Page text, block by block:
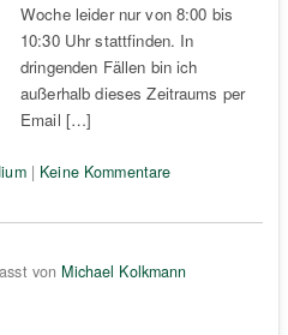
Woche leider nur von 8:00 bis
10:30 Uhr stattfinden. In
dringenden Fällen bin ich
außerhalb dieses Zeitraums per
Email […]
| Keine Kommentare
von Michael Kolkmann